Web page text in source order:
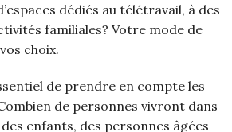
dédiés au télétravail, à des
familiales? Votre mode de
choix.
de prendre en compte les
de personnes vivront dans
enfants, des personnes âgées